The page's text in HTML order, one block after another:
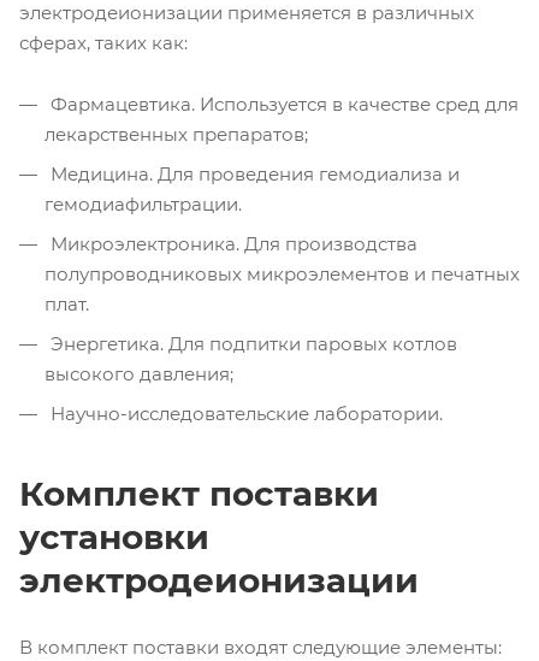
электродеионизации применяется в различных
сферах, таких как:
Фармацевтика. Используется в качестве сред для
лекарственных препаратов;
Медицина. Для проведения гемодиализа и
гемодиафильтрации.
Микроэлектроника. Для производства
полупроводниковых микроэлементов и печатных
плат.
Энергетика. Для подпитки паровых котлов
высокого давления;
Научно-исследовательские лаборатории.
Комплект поставки
установки
электродеионизации
В комплект поставки входят следующие элементы: